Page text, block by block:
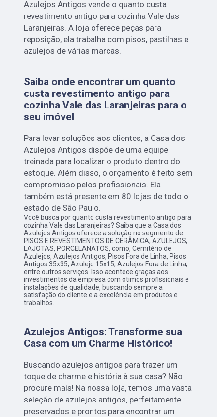
Azulejos Antigos vende o quanto custa
revestimento antigo para cozinha Vale das
Laranjeiras. A loja oferece peças para
reposição, ela trabalha com pisos, pastilhas e
azulejos de várias marcas.
Saiba onde encontrar um quanto
custa revestimento antigo para
cozinha Vale das Laranjeiras para o
seu imóvel
Para levar soluções aos clientes, a Casa dos
Azulejos Antigos dispõe de uma equipe
treinada para localizar o produto dentro do
estoque. Além disso, o orçamento é feito sem
compromisso pelos profissionais. Ela
também está presente em 80 lojas de todo o
estado de São Paulo.
Você busca por quanto custa revestimento antigo para
cozinha Vale das Laranjeiras? Saiba que a Casa dos
Azulejos Antigos oferece a solução no segmento de
PISOS E REVESTIMENTOS DE CERÂMICA, AZULEJOS,
LAJOTAS, PORCELANATOS, como, Cemitério de
Azulejos, Azulejos Antigos, Pisos Fora de Linha, Pisos
Antigos 35x35, Azulejo 15x15, Azulejos Fora de Linha,
entre outros serviços. Isso acontece graças aos
investimentos da empresa com ótimos profissionais e
instalações de qualidade, buscando sempre a
satisfação do cliente e a excelência em produtos e
trabalhos.
Azulejos Antigos: Transforme sua
Casa com um Charme Histórico!
Buscando azulejos antigos para trazer um
toque de charme e história à sua casa? Não
procure mais! Na nossa loja, temos uma vasta
seleção de azulejos antigos, perfeitamente
preservados e prontos para encontrar um